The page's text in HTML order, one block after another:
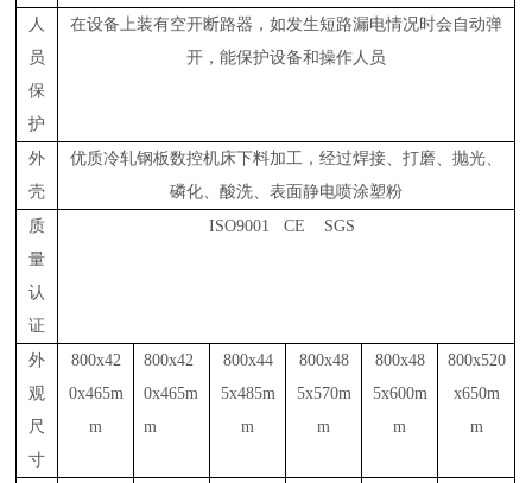
人
员
保
护
在设备上装有空开断路器，如发生短路漏电情况时会自动弹
开，能保护设备和操作人员
外
壳
优质冷轧钢板数控机床下料加工，经过焊接、打磨、抛光、
磷化、酸洗、表面静电喷涂塑粉
质
量
认
证
ISO9001 CE SGS
外
观
尺
寸
800x42
0x465m
m
800x42
0x465m
m
800x44
5x485m
m
800x48
5x570m
m
800x48
5x600m
m
800x520
x650m
m